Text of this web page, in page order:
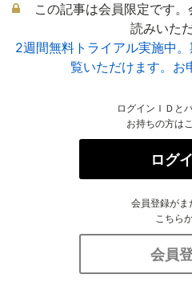
この記事は会員限定です
読みいた
2週間無料トライアル実施中
覧いただけます。お
ログインＩＤと
お持ちの方は
ログ
会員登録がま
こちら
会員